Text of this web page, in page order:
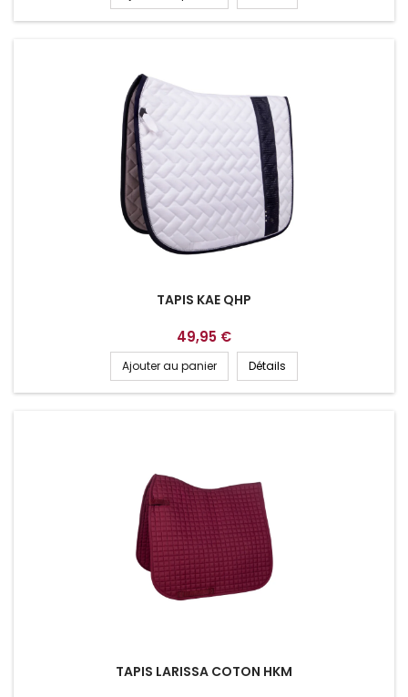
TAPIS KAE QHP
49,95 €
Ajouter au panier Détails
TAPIS LARISSA COTON HKM